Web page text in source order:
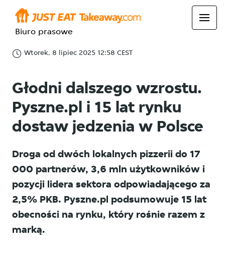
Biuro prasowe
Wtorek, 8 lipiec 2025 12:58 CEST
Głodni dalszego wzrostu.
Pyszne.pl i 15 lat rynku
dostaw jedzenia w Polsce
Droga od dwóch lokalnych pizzerii do 17
000 partnerów, 3,6 mln użytkowników i
pozycji lidera sektora odpowiadającego za
2,5% PKB. Pyszne.pl podsumowuje 15 lat
obecności na rynku, który rośnie razem z
marką.